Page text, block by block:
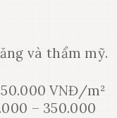
và thẩm mỹ.
VNĐ/m²
– 350.000